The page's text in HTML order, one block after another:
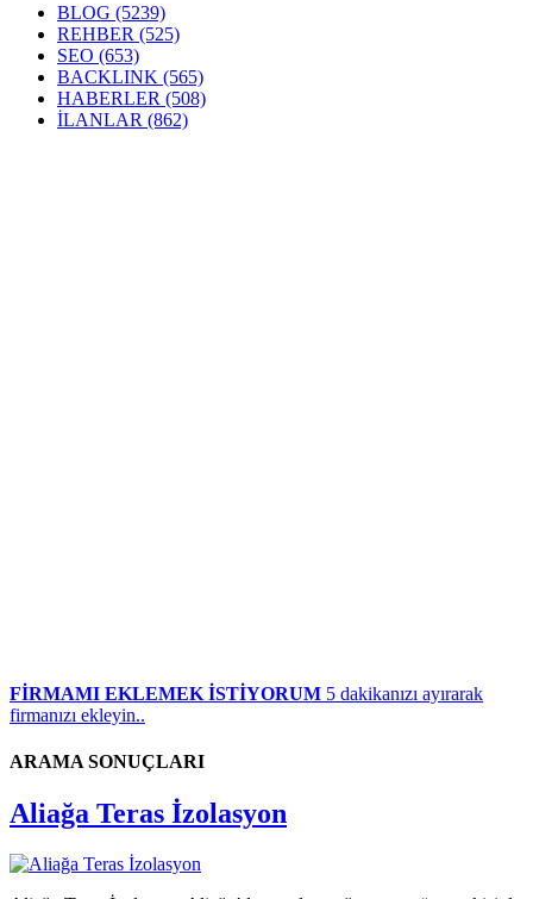
BLOG (5239)
REHBER (525)
SEO (653)
BACKLINK (565)
HABERLER (508)
İLANLAR (862)
FİRMAMI EKLEMEK İSTİYORUM 5 dakikanızı ayırarak
firmanızı ekleyin..
ARAMA SONUÇLARI
Aliağa Teras İzolasyon